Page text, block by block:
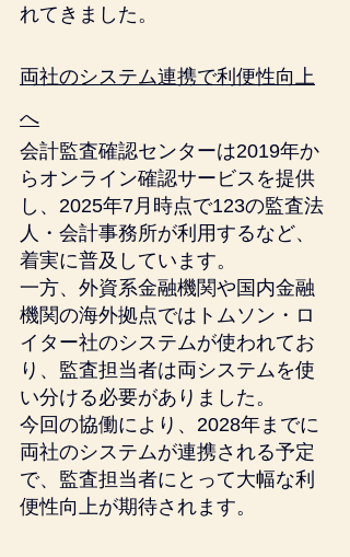
れてきました。
両社のシステム連携で利便性向上
へ
会計監査確認センターは2019年か
らオンライン確認サービスを提供
し、2025年7月時点で123の監査法
人・会計事務所が利用するなど、
着実に普及しています。
一方、外資系金融機関や国内金融
機関の海外拠点ではトムソン・ロ
イター社のシステムが使われてお
り、監査担当者は両システムを使
い分ける必要がありました。
今回の協働により、2028年までに
両社のシステムが連携される予定
で、監査担当者にとって大幅な利
便性向上が期待されます。